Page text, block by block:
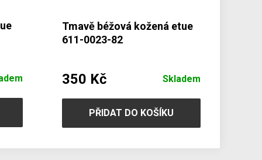
Tmavě béžová kožená etue
611-0023-82
350 Kč Skladem
PŘIDAT DO KOŠÍKU